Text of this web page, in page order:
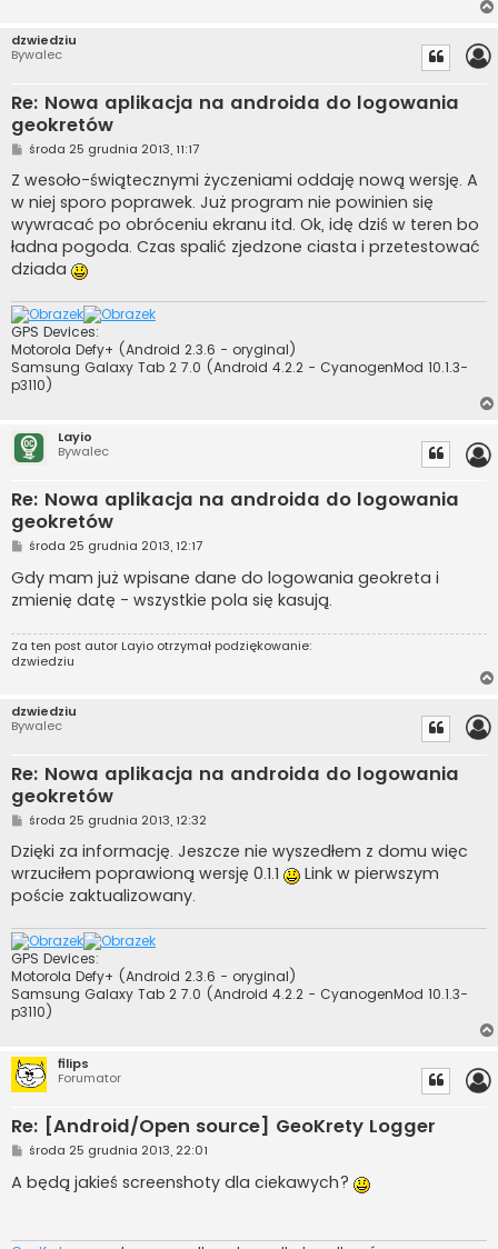
dzwiedziu
Bywalec
Re: Nowa aplikacja na androida do logowania
geokretów
P
s
t
środa 25 grudnia 2013, 11:17
Z wesoło-świątecznymi życzeniami oddaję nową wersję. A
w niej sporo poprawek. Już program nie powinien się
wywracać po obróceniu ekranu itd. Ok, idę dziś w teren bo
ładna pogoda. Czas spalić zjedzone ciasta i przetestować
dziada
GPS Devices:
Motorola Defy+ (Android 2.3.6 - oryginal)
Samsung Galaxy Tab 2 7.0 (Android 4.2.2 - CyanogenMod 10.1.3-
p3110)
Layio
Bywalec
Re: Nowa aplikacja na androida do logowania
geokretów
P
s
t
środa 25 grudnia 2013, 12:17
Gdy mam już wpisane dane do logowania geokreta i
zmienię datę - wszystkie pola się kasują.
Za ten post autor Layio otrzymał podziękowanie:
dzwiedziu
dzwiedziu
Bywalec
Re: Nowa aplikacja na androida do logowania
geokretów
P
s
t
środa 25 grudnia 2013, 12:32
Dzięki za informację. Jeszcze nie wyszedłem z domu więc
wrzuciłem poprawioną wersję 0.1.1
Link w pierwszym
poście zaktualizowany.
GPS Devices:
Motorola Defy+ (Android 2.3.6 - oryginal)
Samsung Galaxy Tab 2 7.0 (Android 4.2.2 - CyanogenMod 10.1.3-
p3110)
filips
Forumator
Re: [Android/Open source] GeoKrety Logger
P
s
t
środa 25 grudnia 2013, 22:01
A będą jakieś screenshoty dla ciekawych?